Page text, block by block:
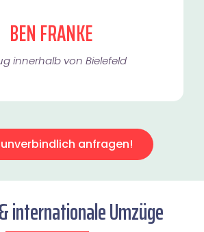
BEN FRANKE
innerhalb von Bielefeld​
anfragen!
internationale Umzüge